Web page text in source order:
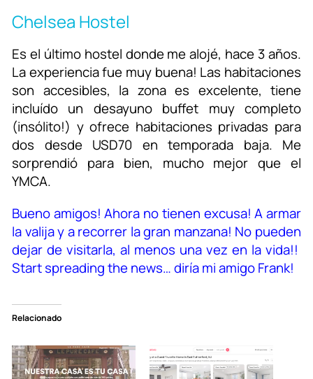
Chelsea Hostel
Es el último hostel donde me alojé, hace 3 años.
La experiencia fue muy buena! Las habitaciones
son accesibles, la zona es excelente, tiene
incluído un desayuno buffet muy completo
(insólito!) y ofrece habitaciones privadas para
dos desde USD70 en temporada baja. Me
sorprendió para bien, mucho mejor que el
YMCA.
Bueno amigos! Ahora no tienen excusa! A armar
la valija y a recorrer la gran manzana! No pueden
dejar de visitarla, al menos una vez en la vida!!
Start spreading the news… diría mi amigo Frank!
Relacionado